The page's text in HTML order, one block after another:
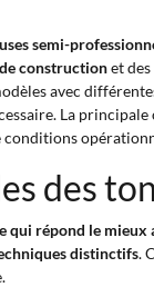
semi-
constructionet des
avec
La
conditions
des
répond le mieux
distinctifs.